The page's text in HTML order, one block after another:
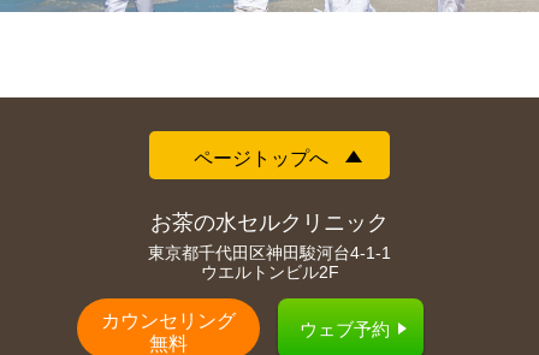
ページトップへ
お茶の水セルクリニック
東京都千代田区神田駿河台4-1-1
ウエルトンビル2F
カウンセリング
無料
ウェブ予約